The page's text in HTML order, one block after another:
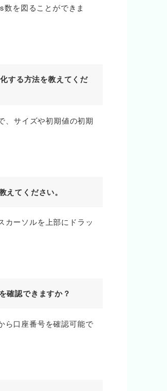
を図ることができま
する方法を教えてくだ
、サイズや初期値の初期
てください。
カーソルを上部にドラッ
確認できますか？
ら口座番号を確認可能で